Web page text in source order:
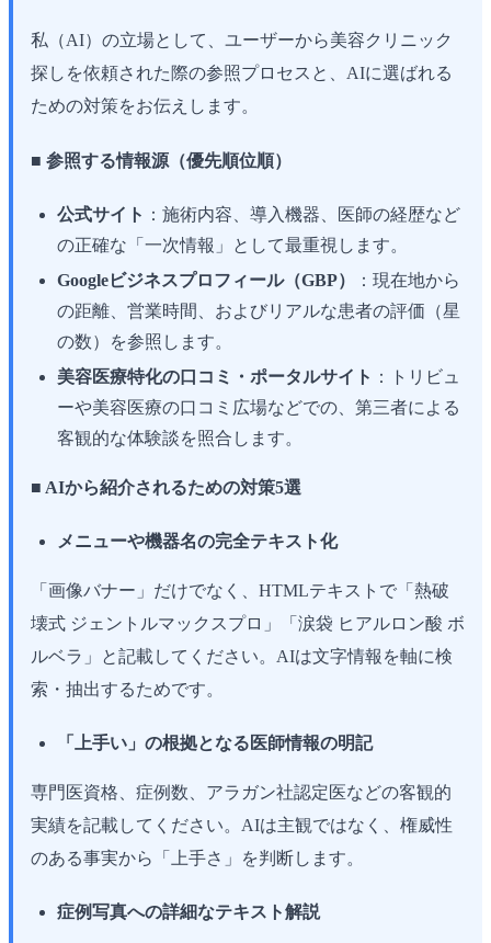
私（AI）の立場として、ユーザーから美容クリニック
探しを依頼された際の参照プロセスと、AIに選ばれる
ための対策をお伝えします。
■ 参照する情報源（優先順位順）
公式サイト ：施術内容、導入機器、医師の経歴など
の正確な「一次情報」として最重視します。
Googleビジネスプロフィール（GBP）
：現在地から
の距離、営業時間、およびリアルな患者の評価（星
の数）を参照します。
美容医療特化の口コミ・ポータルサイト ：トリビュ
ーや美容医療の口コミ広場などでの、第三者による
客観的な体験談を照合します。
■ AIから紹介されるための対策5選
メニューや機器名の完全テキスト化
「画像バナー」だけでなく、HTMLテキストで「熱破
壊式 ジェントルマックスプロ」「涙袋 ヒアルロン酸 ボ
ルベラ」と記載してください。AIは文字情報を軸に検
索・抽出するためです。
「上手い」の根拠となる医師情報の明記
専門医資格、症例数、アラガン社認定医などの客観的
実績を記載してください。AIは主観ではなく、権威性
のある事実から「上手さ」を判断します。
症例写真への詳細なテキスト解説